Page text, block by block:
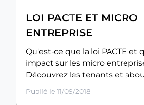
LOI PACTE ET MICRO
ENTREPRISE
Qu'est-ce que la loi PACTE et
impact sur les micro
Découvrez les tenants et
Publié le 11/09/2018